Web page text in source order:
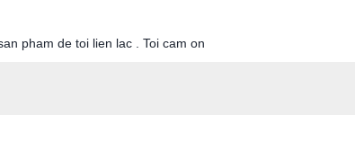
pham de toi lien lac . Toi cam on